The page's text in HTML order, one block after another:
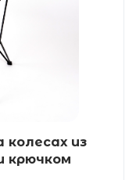
колесах из
крючком